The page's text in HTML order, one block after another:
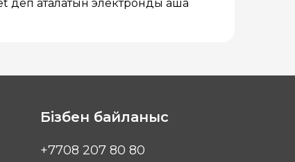
деп аталатын электронды ақша
Бізбен байланыс
+7708 207 80 80